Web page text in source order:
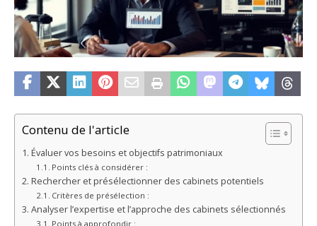
Contenu de l'article
Évaluer vos besoins et objectifs patrimoniaux
Points clés à considérer :
Rechercher et présélectionner des cabinets potentiels
Critères de présélection :
Analyser l’expertise et l’approche des cabinets sélectionnés
Points à approfondir :